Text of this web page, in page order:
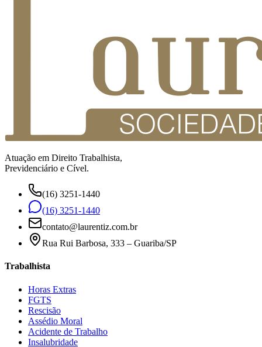
Atuação em Direito Trabalhista,
Previdenciário e Cível.
(16) 3251-1440
(16) 3251-1440
contato@laurentiz.com.br
Rua Rui Barbosa, 333 – Guariba/SP
Trabalhista
Horas Extras
FGTS
Rescisão
Assédio Moral
Acidente de Trabalho
Insalubridade